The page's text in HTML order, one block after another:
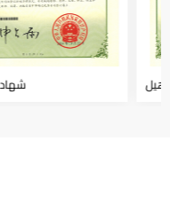
شهادة التأهيل